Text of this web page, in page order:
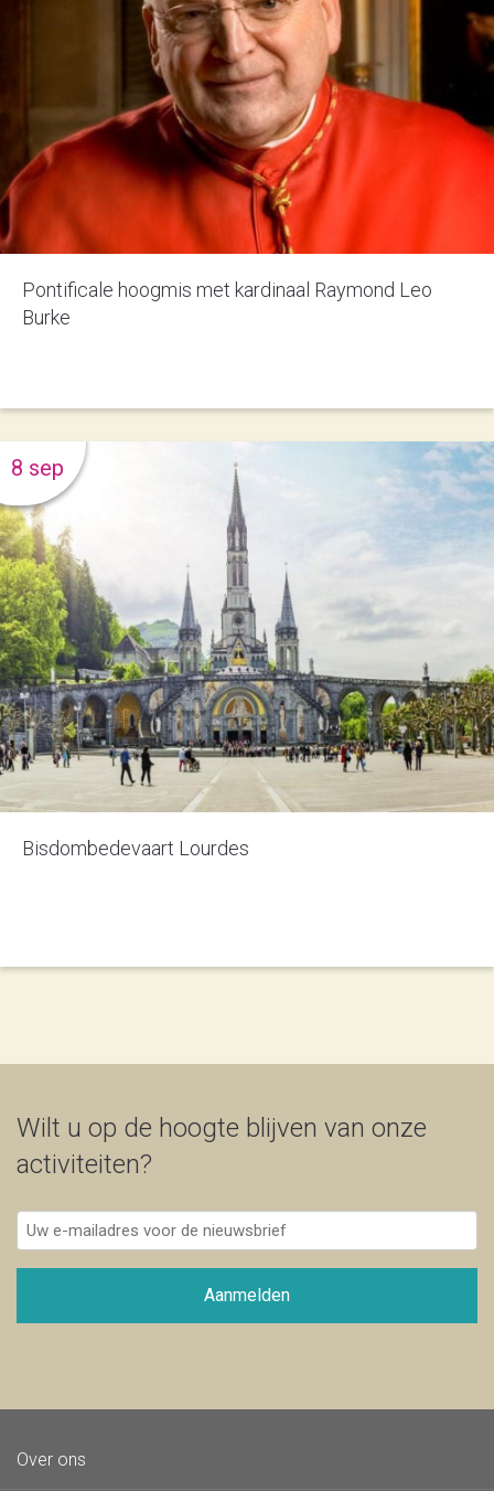
Pontificale hoogmis met kardinaal Raymond Leo
Burke
Bisdombedevaart Lourdes
8 sep
Wilt u op de hoogte blijven van onze
activiteiten?
Uw
e-
mailadres
de
Aanmelden
Over ons